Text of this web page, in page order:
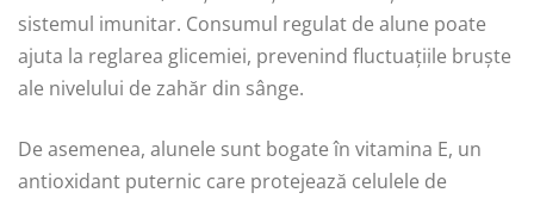
sistemul imunitar. Consumul regulat de alune poate
ajuta la reglarea glicemiei, prevenind fluctuațiile bruște
ale nivelului de zahăr din sânge.
De asemenea, alunele sunt bogate în vitamina E, un
antioxidant puternic care protejează celulele de